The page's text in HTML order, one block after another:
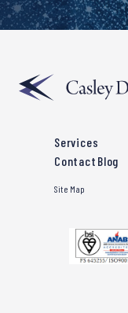
Services
Contact Blog
Site Map